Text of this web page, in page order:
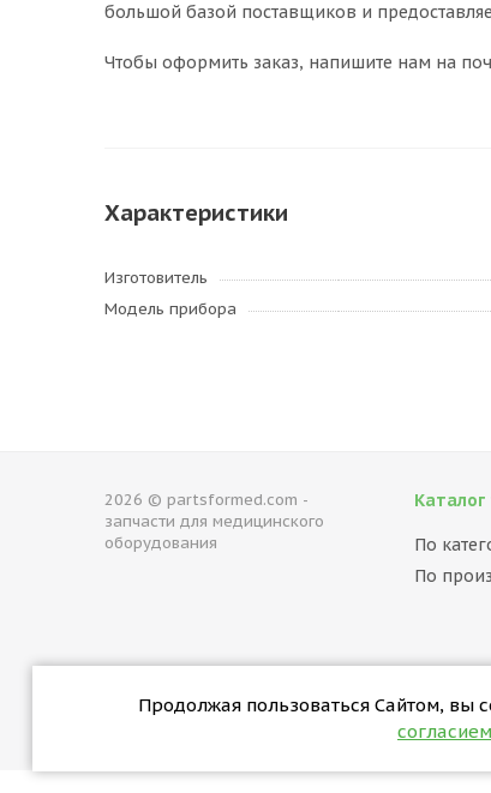
Продолжая пользоваться Сайтом, вы
большой базой поставщиков и
Чтобы оформить заказ, напишите нам на
Характеристики
Изготовитель
Модель прибора
2026 © partsformed.com -
запчасти для медицинского
оборудования
Каталог
По
По